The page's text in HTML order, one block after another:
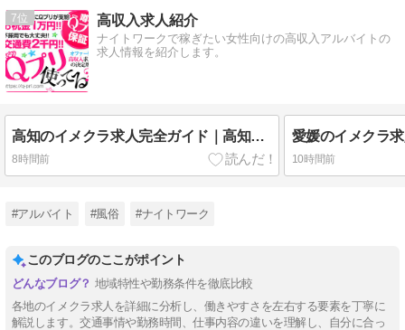
7 高収入求人紹介
ナイトワークで稼ぎたい女性向けの高収入アルバイトの
求人情報を紹介します。
高知のイメクラ求人完全ガイド｜高知市・はりまや橋・帯屋町・追手筋・南国・香南・須崎・四万十・宿毛・安芸の街選び
8時間前 10時間前
#アルバイト #風俗 #ナイトワーク
このブログのここがポイント
地域特性や勤務条件を徹底比較
各地のイメクラ求人を詳細に分析し、働きやすさを左右する要素を丁寧に
解説します。交通事情や勤務時間、仕事内容の違いを理解し、自分に合っ